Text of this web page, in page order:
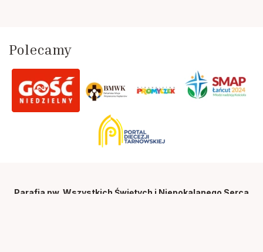
Polecamy
Parafia pw. Wszystkich Świętych i Niepokalanego Serca